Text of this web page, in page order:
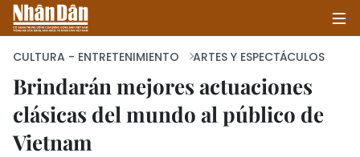
INICIO
CULTURA - ENTRETENIMIENTO ARTES Y ESPECTÁCULOS
Brindarán mejores actuaciones
clásicas del mundo al público de
Vietnam